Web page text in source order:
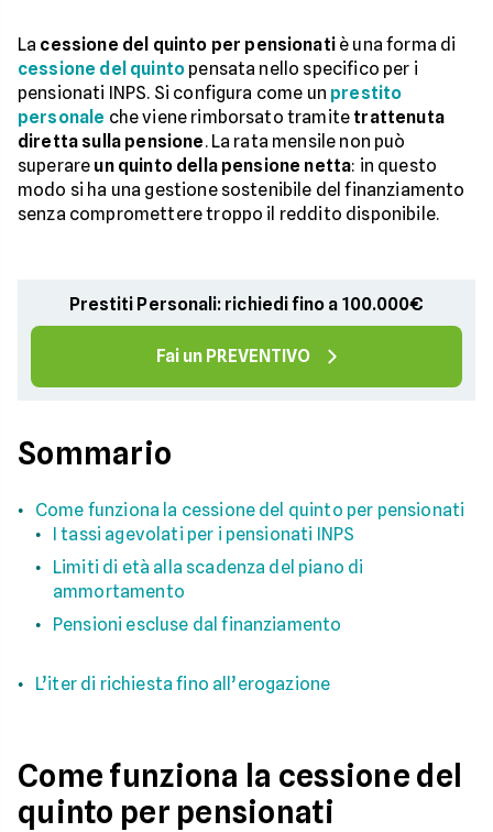
La cessione del quinto per pensionatiè una forma di
cessione del quinto pensata nello specifico per i
pensionati INPS. Si configura come un prestito
personale che viene rimborsato tramite trattenuta
diretta sulla pensione. La rata mensile non può
superare un quinto della pensione netta: in questo
modo si ha una gestione sostenibile del finanziamento
senza compromettere troppo il reddito disponibile.
Prestiti Personali: richiedi fino a 100.000€
Fai un PREVENTIVO
Sommario
Come funziona la cessione del quinto per pensionati
I tassi agevolati per i pensionati INPS
Limiti di età alla scadenza del piano di
ammortamento
Pensioni escluse dal finanziamento
L’iter di richiesta fino all’erogazione
Come funziona la cessione del
quinto per pensionati